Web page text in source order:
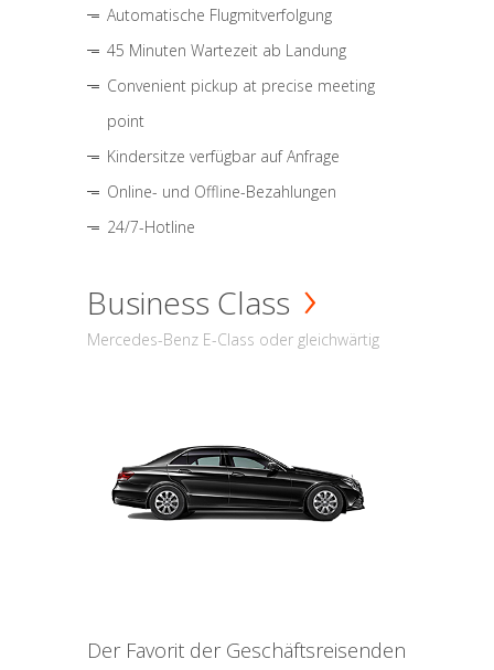
Automatische Flugmitverfolgung
45 Minuten Wartezeit ab Landung
Convenient pickup at precise meeting
point
Kindersitze verfügbar auf Anfrage
Online- und Offline-Bezahlungen
24/7-Hotline
Business Class
Mercedes-Benz E-Class oder gleichwärtig
Der Favorit der Geschäftsreisenden